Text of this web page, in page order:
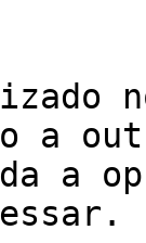
a
a